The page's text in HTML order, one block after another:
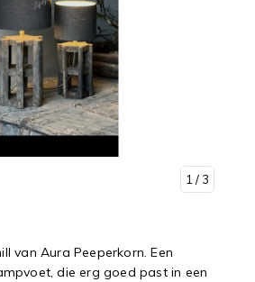
1 / 3
van Aura Peeperkorn. Een
die erg goed past in een